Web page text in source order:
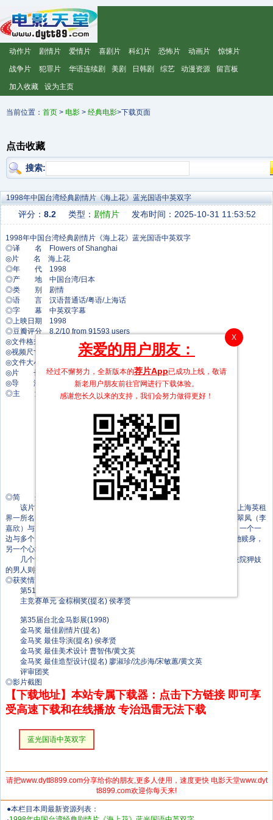
动作片 剧情片 爱情片 喜剧片 科幻片 恐怖片 动画片 惊悚片
战争片 犯罪片 华语连续剧 美剧 日韩剧 综艺 动漫资源 留言板
加入收藏 设为主页
当前位置： 首页 > 电影 > 经典电影>下载页面
点击收藏
搜索:
1998年中国台湾经典剧情片《海上花》蓝光国语中英双字
评分： 8.2 类型： 剧情片 发布时间：2025-10-31 11:53:52
◎译 名 Flowers of Shanghai
◎片 名 海上花
◎年 代 1998
◎产 地 中国台湾/日本
◎类 别 剧情
◎语 言 汉语普通话/粤语/上海话
◎字 幕 中英双字幕
◎上映日期 1998
◎豆瓣评分 8.2/10 from 91593 users
◎文件格式 x264 + ACC
◎视频尺寸 1920 x 1080
◎文件大小 4379 MB
◎片 长 113 Mins
◎导 演 侯孝贤
◎主 演 梁朝伟
◎简 介
该片改编自张爱玲曾将其“翻译”成国语的吴语小说《海上花列传》。上海英租
界一所名叫“长三公寓”的高级妓院里，红倌人沈小红（羽田美智子）、黄翠凤（李
嘉欣）与周双珠（刘嘉玲）心事迥异，一个想同某个男人建立长久关系，一个一
边与多个男人斡旋，一边秘密锁定其中最有闲有钱的一位，想其 将来帮她赎身，
另一个心地仁厚，却又看破红尘，觉得人生不过如此。
几个女人用生存、竞争与心计作武器参与两性（同性）斗争，来到妓院狎妓
的男人则抛出金钱、权力与性，见招拆招。
◎获奖情况
第51届戛纳电影节(1998)
主竞赛单元 金棕榈奖(提名) 侯孝贤
第35届台北金马影展(1998)
金马奖 最佳剧情片(提名)
金马奖 最佳导演(提名) 侯孝贤
金马奖 最佳美术设计 曹智伟/黄文英
金马奖 最佳造型设计(提名) 廖淑珍/沈步海/宋敏蕙/黄文英
评审团奖
◎影片截图
【下载地址】本站专属下载器：点击下方链接 即可享
受高速下载和在线播放 专治迅雷无法下载
蓝光国语中英双字
请把www.dytt8899.com分享给你的朋友,更多人使用，速度更快 电影天堂www.dyt
t8899.com欢迎你每天来!
●本栏目本周最新资源列表：
X
亲爱的用户朋友：
经过不懈努力，全新版本的荐片App已成功上线，敬请
新老用户朋友前往官网进行下载体验。
感谢您长久以来的支持，我们会努力做得更好！